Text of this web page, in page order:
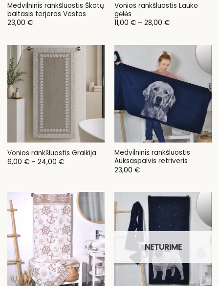
Medvilninis rankšluostis Škotų
baltasis terjeras Vestas
23,00 €
Vonios rankšluostis Lauko
gėlės
11,00 € – 28,00 €Price
28,00 €
Vonios rankšluostis Graikija
6,00 € – 24,00 €Price
Medvilninis rankšluostis
Auksaspalvis retriveris
23,00 €
NETURIME